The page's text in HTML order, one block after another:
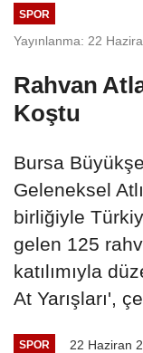
SPOR
Yayınlanma: 22
Rahvan
Koştu
Bursa
Geleneksel
birliğiyle
gelen 125
katılımıyla
At Yarışları',
SPOR 22 Haziran